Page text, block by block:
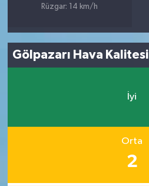
Rüzgar: 14 km/h
Gölpazarı Hava Kalitesi
İyi
Orta
2